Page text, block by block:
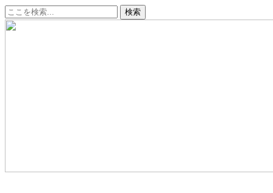
コ
ン